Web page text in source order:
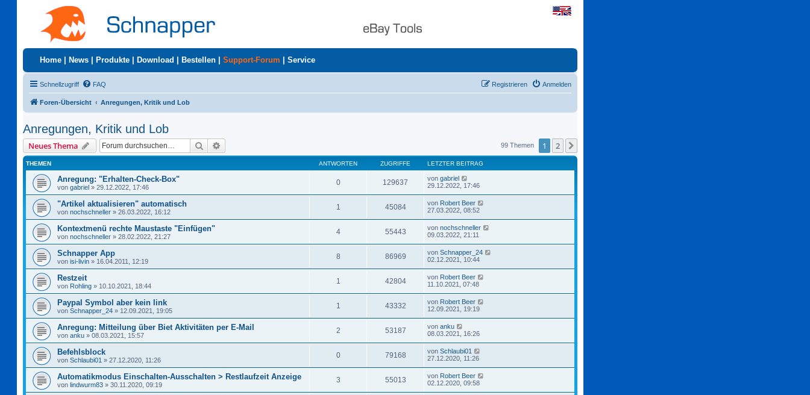
Home News Produkte Download Bestellen Support-Forum Service
Schnellzugriff FAQ Anmelden
Registrieren
Foren-Übersicht Anregungen, Kritik und Lob
Anregungen, Kritik und Lob
Neues Thema Suche 99 Themen 1 2
THEMEN ANTWORTEN ZUGRIFFE LETZTER BEITRAG
Anregung: "Erhalten-Check-Box"
von gabriel » 29.12.2022, 17:46
0 129637 von gabriel
29.12.2022, 17:46
"Artikel aktualisieren" automatisch
von nochschneller » 26.03.2022, 16:12
1 45084 von Robert Beer
27.03.2022, 08:52
Kontextmenü rechte Maustaste "Einfügen"
von nochschneller » 28.02.2022, 21:27
4 55443 von nochschneller
09.03.2022, 21:11
Schnapper App
von isi-livin » 16.04.2011, 12:19
8 86969 von Schnapper_24
02.12.2021, 10:44
Restzeit
von Rohling » 10.10.2021, 18:44
1 42804 von Robert Beer
11.10.2021, 07:48
Paypal Symbol aber kein link
von Schnapper_24 » 12.09.2021, 19:05
1 43332 von Robert Beer
12.09.2021, 19:19
Anregung: Mitteilung über Biet Aktivitäten per E-Mail
von anku » 08.03.2021, 15:57
2 53187 von anku
08.03.2021, 16:26
Befehlsblock
von Schlaubi01 » 27.12.2020, 11:26
0 79168 von Schlaubi01
27.12.2020, 11:26
Automatikmodus Einschalten-Ausschalten > Restlaufzeit Anzeige
von lindwurm83 » 30.11.2020, 09:19
3 55013 von Robert Beer
02.12.2020, 09:58